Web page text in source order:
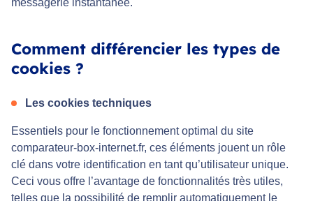
Comment différencier les types de
cookies ?
Les cookies techniques
Essentiels pour le fonctionnement optimal du site
comparateur-box-internet.fr, ces éléments jouent un rôle
clé dans votre identification en tant qu’utilisateur unique.
Ceci vous offre l’avantage de fonctionnalités très utiles,
telles que la possibilité de remplir automatiquement le